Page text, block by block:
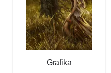
Grafika